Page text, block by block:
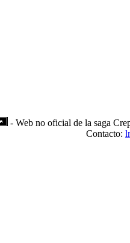
- Web no oficial de la saga
Contacto: